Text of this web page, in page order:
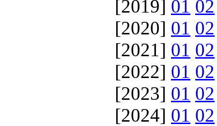
[2019] 01 02
[2020] 01 02
[2021] 01 02
[2022] 01 02
[2023] 01 02
[2024] 01 02